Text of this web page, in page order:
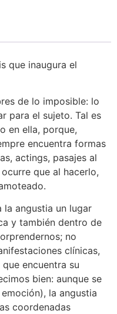
que inaugura el
de lo imposible: lo
para el sujeto. Tal es
en ella, porque,
encuentra formas
actings, pasajes al
que al hacerlo,
la angustia un lugar
y también dentro de
no
clínicas,
encuentra su
bien: aunque se
la angustia
coordenadas